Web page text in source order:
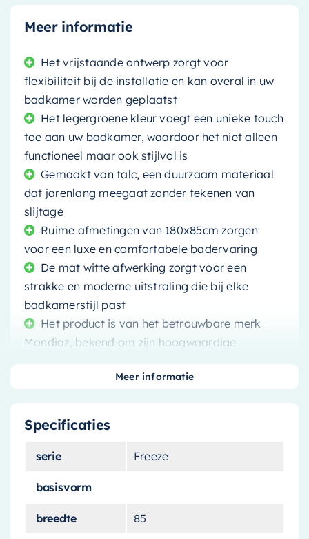
Meer informatie
Het vrijstaande ontwerp zorgt voor
flexibiliteit bij de installatie en kan overal in uw
badkamer worden geplaatst
Het legergroene kleur voegt een unieke touch
toe aan uw badkamer, waardoor het niet alleen
functioneel maar ook stijlvol is
Gemaakt van talc, een duurzaam materiaal
dat jarenlang meegaat zonder tekenen van
slijtage
Ruime afmetingen van 180x85cm zorgen
voor een luxe en comfortabele badervaring
De mat witte afwerking zorgt voor een
strakke en moderne uitstraling die bij elke
badkamerstijl past
Het product is van het betrouwbare merk
Mondiaz, bekend om zijn hoogwaardige
Transformeer uw badkamer in een spa-achtige
bad. Het vrijstaande ontwerp biedt u de vrijheid
dat nu in de hoek is voor een gezellige sfeer of in
Specificaties
serie Freeze
basisvorm
breedte 85
Meer informatie